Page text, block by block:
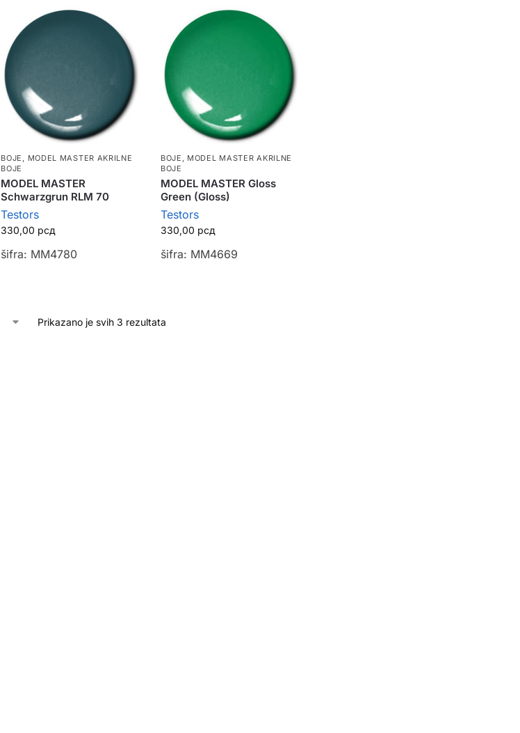
BOJE
MODEL MASTER AKRILNE
BOJE
MODEL MASTER
Schwarzgrun RLM 70
Testors
330,00 рсд
šifra: MM4780
BOJE
MODEL MASTER AKRILNE
BOJE
MODEL MASTER Gloss
Green (Gloss)
Testors
330,00 рсд
šifra: MM4669
Prikazano je svih 3 rezultata